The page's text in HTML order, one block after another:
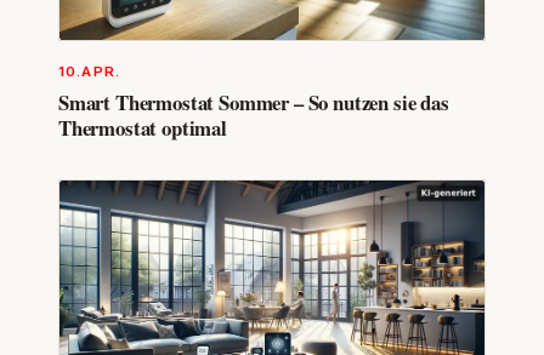
10.APR.
Smart Thermostat Sommer – So nutzen sie das
Thermostat optimal